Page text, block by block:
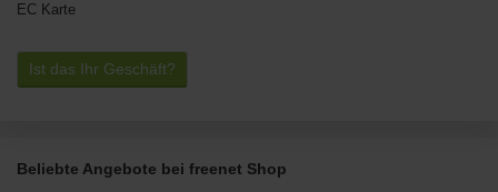
EC Karte
Ist das Ihr Geschäft?
Beliebte Angebote bei freenet Shop